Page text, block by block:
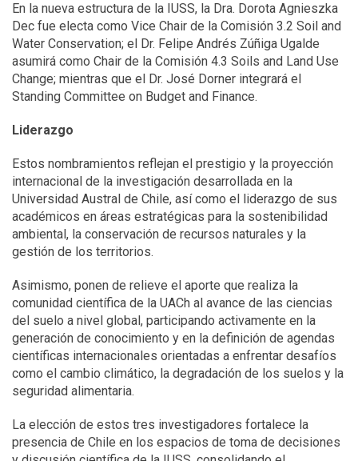
En la nueva estructura de la IUSS, la Dra. Dorota Agnieszka
Dec fue electa como Vice Chair de la Comisión 3.2 Soil and
Water Conservation; el Dr. Felipe Andrés Zúñiga Ugalde
asumirá como Chair de la Comisión 4.3 Soils and Land Use
Change; mientras que el Dr. José Dorner integrará el
Standing Committee on Budget and Finance.
Liderazgo
Estos nombramientos reflejan el prestigio y la proyección
internacional de la investigación desarrollada en la
Universidad Austral de Chile, así como el liderazgo de sus
académicos en áreas estratégicas para la sostenibilidad
ambiental, la conservación de recursos naturales y la
gestión de los territorios.
Asimismo, ponen de relieve el aporte que realiza la
comunidad científica de la UACh al avance de las ciencias
del suelo a nivel global, participando activamente en la
generación de conocimiento y en la definición de agendas
científicas internacionales orientadas a enfrentar desafíos
como el cambio climático, la degradación de los suelos y la
seguridad alimentaria.
La elección de estos tres investigadores fortalece la
presencia de Chile en los espacios de toma de decisiones